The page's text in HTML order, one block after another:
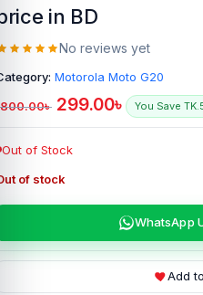
in BD
No reviews yet
Motorola Moto G20
800.00৳ 299.00৳ You Save
Out of Stock
of stock
WhatsApp
Add